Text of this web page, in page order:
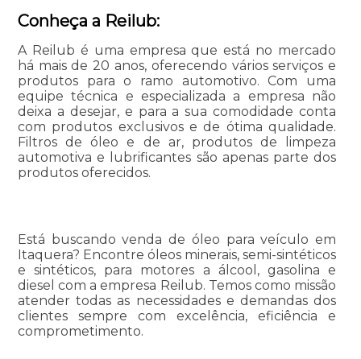
Conheça a Reilub:
A Reilub é uma empresa que está no mercado
há mais de 20 anos, oferecendo vários serviços e
produtos para o ramo automotivo. Com uma
equipe técnica e especializada a empresa não
deixa a desejar, e para a sua comodidade conta
com produtos exclusivos e de ótima qualidade.
Filtros de óleo e de ar, produtos de limpeza
automotiva e lubrificantes são apenas parte dos
produtos oferecidos.
Está buscando venda de óleo para veículo em
Itaquera? Encontre óleos minerais, semi-sintéticos
e sintéticos, para motores a álcool, gasolina e
diesel com a empresa Reilub. Temos como missão
atender todas as necessidades e demandas dos
clientes sempre com excelência, eficiência e
comprometimento.